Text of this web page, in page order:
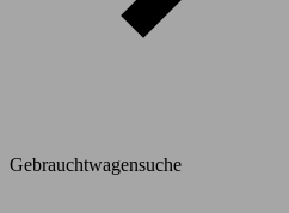
Gebrauchtwagensuche